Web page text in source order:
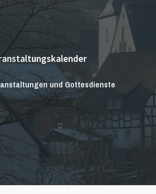
und Gottesdienste